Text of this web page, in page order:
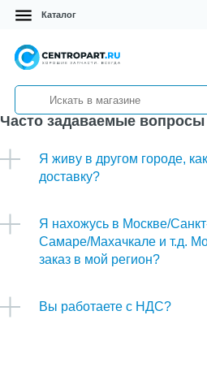
Каталог
Часто задаваемые вопросы
Я живу в другом городе,
доставку?
Я нахожусь в Москве/
Самаре/Махачкале и т.д.
заказ в мой регион?
Вы работаете с НДС?